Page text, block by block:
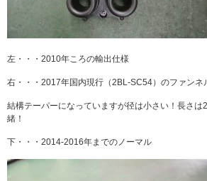
左・・・2010年ころの輸出仕様
右・・・2017年国内現行（2BL-SC54）のファンネ
結構テーパーになっていますが径は小さい！長さ
緒！
下・・・2014-2016年までのノーマル